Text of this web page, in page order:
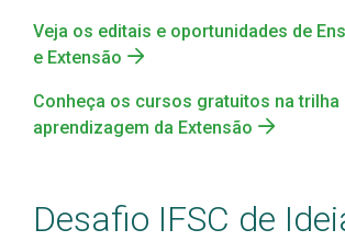
Veja os editais e oportunidades de
e Extensão
Conheça os cursos gratuitos na trilha
aprendizagem da Extensão
Desafio IFSC de